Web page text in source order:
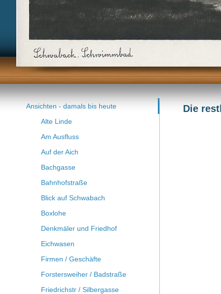
Die
Ansichten - damals bis heute
Alte Linde
Am Ausfluss
Auf der Aich
Bachgasse
Bahnhofstraße
Blick auf Schwabach
Boxlohe
Denkmäler und Friedhof
Eichwasen
Firmen / Geschäfte
Forstersweiher / Badstraße
Friedrichstr / Silbergasse